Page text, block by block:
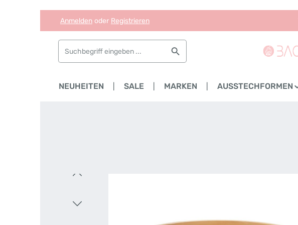
Zum Hauptinhalt springen
Zur Suche springen
Zur Hauptnavigation springen
Anmelden oder Registrieren
NEUHEITEN SALE MARKEN AUSSTECHFORMEN
Bildergalerie überspringen